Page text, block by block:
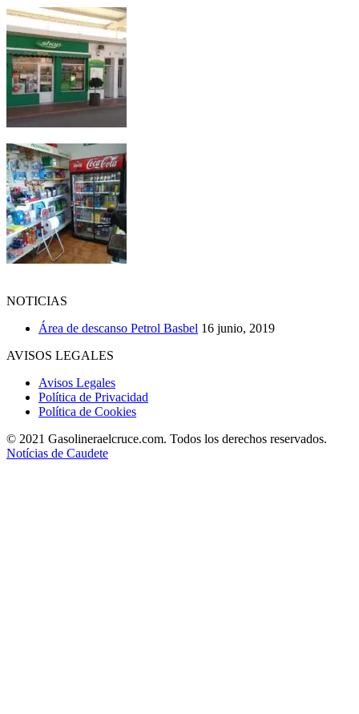
NOTICIAS
Área de descanso Petrol Basbel 16 junio, 2019
AVISOS LEGALES
Avisos Legales
Política de Privacidad
Política de Cookies
© 2021 Gasolineraelcruce.com. Todos los derechos reservados.
Notícias de Caudete